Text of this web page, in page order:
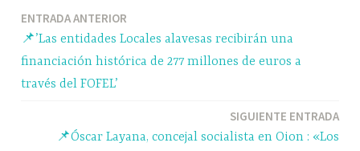
ppm rti
r
Navegación
de
entradas
ENTRADA ANTERIOR
📌’Las entidades Locales alavesas recibirán una
financiación histórica de 277 millones de euros a
través del FOFEL’
SIGUIENTE ENTRADA
📌Óscar Layana, concejal socialista en Oion : «Los